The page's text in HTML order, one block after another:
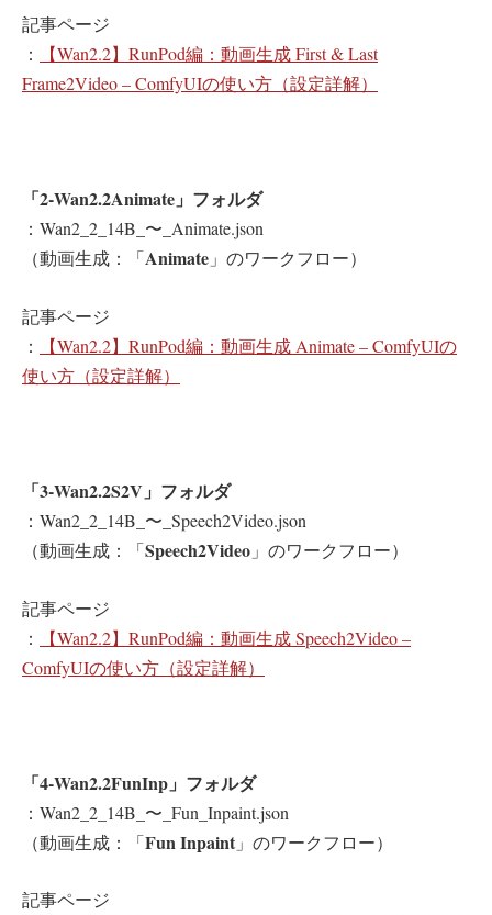
記事ページ
：
【Wan2.2】RunPod編：動画生成 First & Last
Frame2Video – ComfyUIの使い方（設定詳解）
「2-Wan2.2Animate」フォルダ
：Wan2_2_14B_〜_Animate.json
（動画生成：「Animate 」のワークフロー）
記事ページ
：
【Wan2.2】RunPod編：動画生成 Animate – ComfyUIの
使い方（設定詳解）
「3-Wan2.2S2V」フォルダ
：Wan2_2_14B_〜_Speech2Video.json
（動画生成：「Speech2Video 」のワークフロー）
記事ページ
：
【Wan2.2】RunPod編：動画生成 Speech2Video –
ComfyUIの使い方（設定詳解）
「4-Wan2.2FunInp」フォルダ
：Wan2_2_14B_〜_Fun_Inpaint.json
（動画生成：「Fun Inpaint 」のワークフロー）
記事ページ